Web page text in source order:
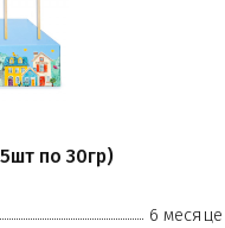
по 30гр)
6